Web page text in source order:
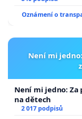
Oznámení o
Není mi
Není mi jedno:
na dětech
2 017 podpisů